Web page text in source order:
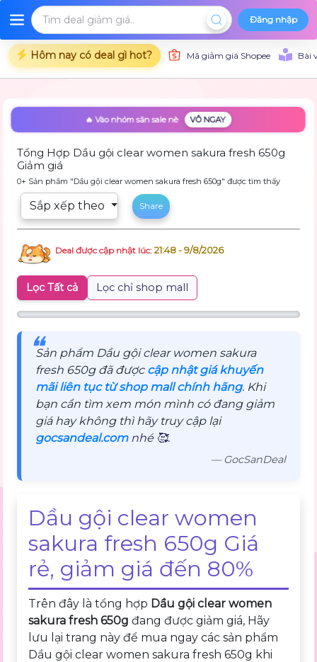
Đăng nhập
Hôm nay có deal gì hot? Mã giảm giá Shopee Bài
🔥 Vào nhóm săn sale nè VÔ NGAY
Tổng Hợp Dầu gội clear women sakura fresh 650g
Giảm giá
0+ Sản phẩm "Dầu gội clear women sakura fresh 650g" được tìm thấy
Sắp xếp theo Share
Deal được cập nhật lúc:21:48 - 9/8/2026
Lọc Tất cả Lọc chỉ shop mall
❝
Sản phẩm Dầu gội clear women sakura
fresh 650g đã được cập nhật giá khuyến
mãi liên tục từ shop mall chính hãng. Khi
bạn cần tìm xem món mình có đang giảm
giá hay không thì hãy truy cập lại
gocsandeal.comnhé 🥰.
— GocSanDeal
Dầu gội clear women
sakura fresh 650g Giá
rẻ, giảm giá đến 80%
Trên đây là tổng hợp Dầu gội clear women
sakura fresh 650g đang được giảm giá, Hãy
lưu lại trang này để mua ngay các sản phẩm
Dầu gội clear women sakura fresh 650g khi